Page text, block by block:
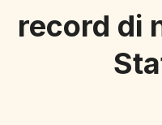
record di